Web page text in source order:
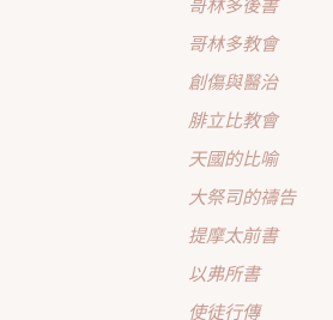
哥林多後書
哥林多教會
創傷與醫治
腓立比教會
天國的比喻
大祭司的禱告
提摩太前書
以弗所書
使徒行傳